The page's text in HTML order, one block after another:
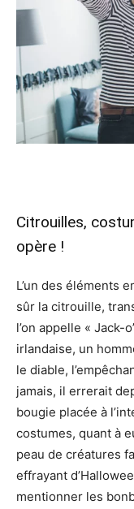
Citrouilles,
opère !
L’un des éléments
sûr la citrouille,
l’on appelle « Jack-
irlandaise, un
le diable,
jamais, il errerait
bougie placée à
costumes, quant à
peau de créatures
effrayant
mentionner les